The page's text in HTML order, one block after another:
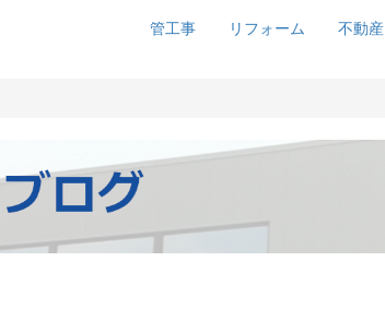
管工事 リフォーム 不動産